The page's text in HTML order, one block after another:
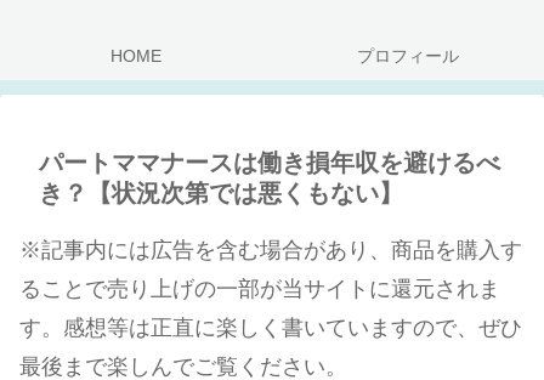
HOME プロフィール
パートママナースは働き損年収を避けるべ
き？【状況次第では悪くもない】
※記事内には広告を含む場合があり、商品を購入す
ることで売り上げの一部が当サイトに還元されま
す。感想等は正直に楽しく書いていますので、ぜひ
最後まで楽しんでご覧ください。